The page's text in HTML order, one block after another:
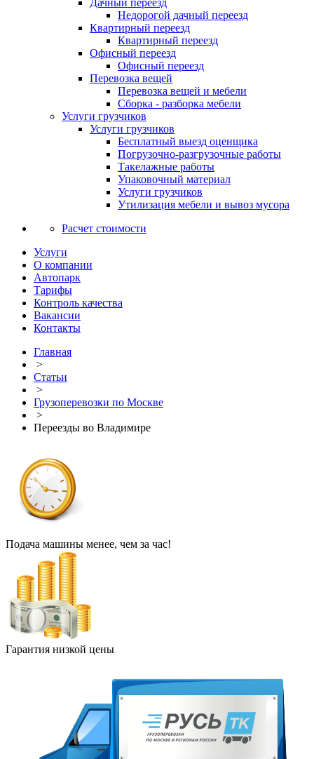
Дачный переезд
Недорогой дачный переезд
Квартирный переезд
Квартирный переезд
Офисный переезд
Офисный переезд
Перевозка вещей
Перевозка вещей и мебели
Сборка - разборка мебели
Услуги грузчиков
Услуги грузчиков
Бесплатный выезд оценщика
Погрузочно-разгрузочные работы
Такелажные работы
Упаковочный материал
Услуги грузчиков
Утилизация мебели и вывоз мусора
Расчет стоимости
Услуги
О компании
Автопарк
Тарифы
Контроль качества
Вакансии
Контакты
Главная
>
Статьи
>
Грузоперевозки по Москве
>
Переезды во Владимире
Подача машины менее, чем за час!
Гарантия низкой цены